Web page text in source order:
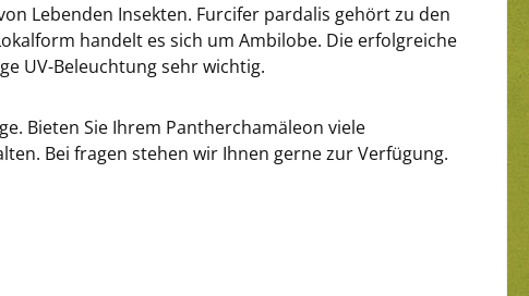
Lebenden Insekten. Furcifer pardalis gehört zu den
handelt es sich um Ambilobe. Die erfolgreiche
UV-Beleuchtung sehr wichtig.
Bieten Sie Ihrem Pantherchamäleon viele
Bei fragen stehen wir Ihnen gerne zur Verfügung.